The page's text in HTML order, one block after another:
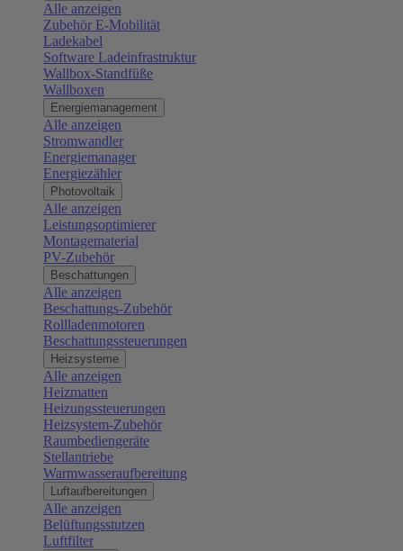
Alle anzeigen
Zubehör E-Mobilität
Ladekabel
Software Ladeinfrastruktur
Wallbox-Standfüße
Wallboxen
Energiemanagement
Alle anzeigen
Stromwandler
Energiemanager
Energiezähler
Photovoltaik
Alle anzeigen
Leistungsoptimierer
Montagematerial
PV-Zubehör
Beschattungen
Alle anzeigen
Beschattungs-Zubehör
Rollladenmotoren
Beschattungssteuerungen
Heizsysteme
Alle anzeigen
Heizmatten
Heizungssteuerungen
Heizsystem-Zubehör
Raumbediengeräte
Stellantriebe
Warmwasseraufbereitung
Luftaufbereitungen
Alle anzeigen
Belüftungsstutzen
Luftfilter